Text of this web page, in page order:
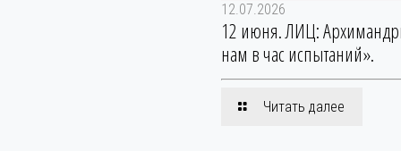
12.07.2026
12 июня. ЛИЦ:
нам в час испытаний».
Читать далее